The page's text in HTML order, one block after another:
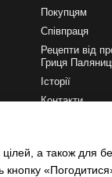
Покупцям
Співпраця
Рецепти від
Гриця
Історії
Контакти
а також для
кнопку